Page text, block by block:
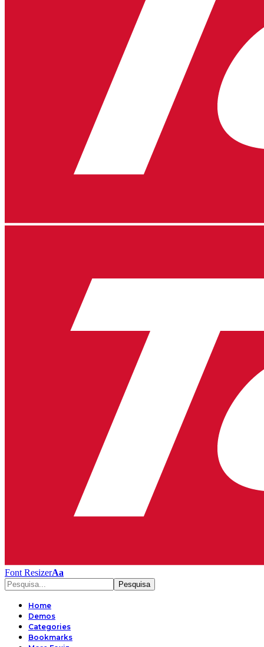
Font ResizerAa
Home
Demos
Categories
Bookmarks